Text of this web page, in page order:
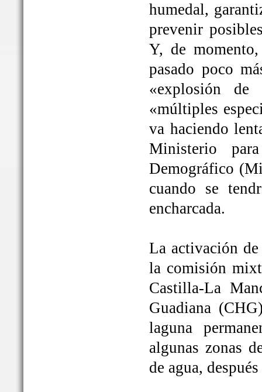
humedal,
prevenir
Y, de
pasado poco
«explosión
«múltiples
va haciendo
Ministerio
Demográfico
cuando se
encharcada.
La activación
la comisión
Castilla-La
Guadiana
laguna
algunas zonas
de agua,